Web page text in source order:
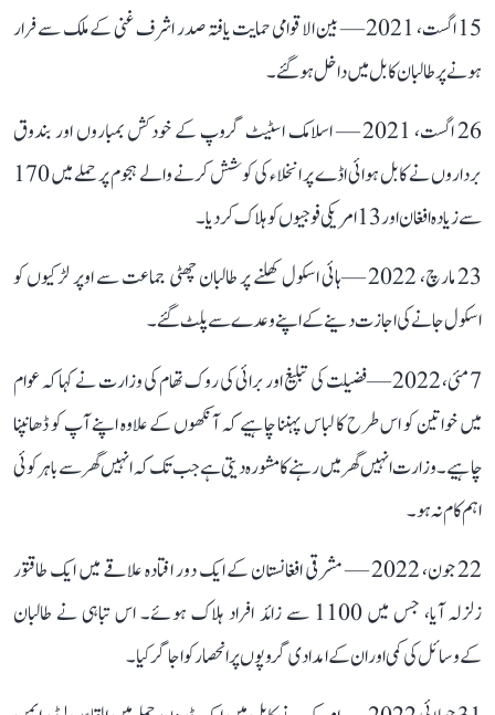
15 اگست، 2021 — بین الاقوامی حمایت یافتہ صدر اشرف غنی کے ملک سے فرار
ہونے پر طالبان کابل میں داخل ہو گئے۔
26 اگست، 2021 — اسلامک اسٹیٹ گروپ کے خودکش بمباروں اور بندوق
برداروں نے کابل ہوائی اڈے پر انخلاء کی کوشش کرنے والے ہجوم پر حملے میں 170
سے زیادہ افغان اور 13 امریکی فوجیوں کو ہلاک کر دیا۔
23 مارچ، 2022 —ہائی اسکول کھلنے پر طالبان چھٹی جماعت سے اوپر لڑکیوں کو
اسکول جانے کی اجازت دینے کے اپنے وعدے سے پلٹ گئے۔
7 مئی، 2022 —فضیلت کی تبلیغ اور برائی کی روک تھام کی وزارت نے کہا کہ عوام
میں خواتین کو اس طرح کا لباس پہننا چاہیے کہ آنکھوں کے علاوہ اپنے آپ کو ڈھانپنا
چاہیے۔ وزارت انہیں گھر میں رہنے کا مشورہ دیتی ہے جب تک کہ انہیں گھر سے باہر کوئی
اہم کام نہ ہو۔
22 جون، 2022 — مشرقی افغانستان کے ایک دور افتادہ علاقے میں ایک طاقتور
زلزلہ آیا، جس میں 1100 سے زائد افراد ہلاک ہوئے۔ اس تباہی نے طالبان
کےوسائل کی کمی اور ان کے امدادی گروپوں پر انحصار کو اجاگر کیا ۔